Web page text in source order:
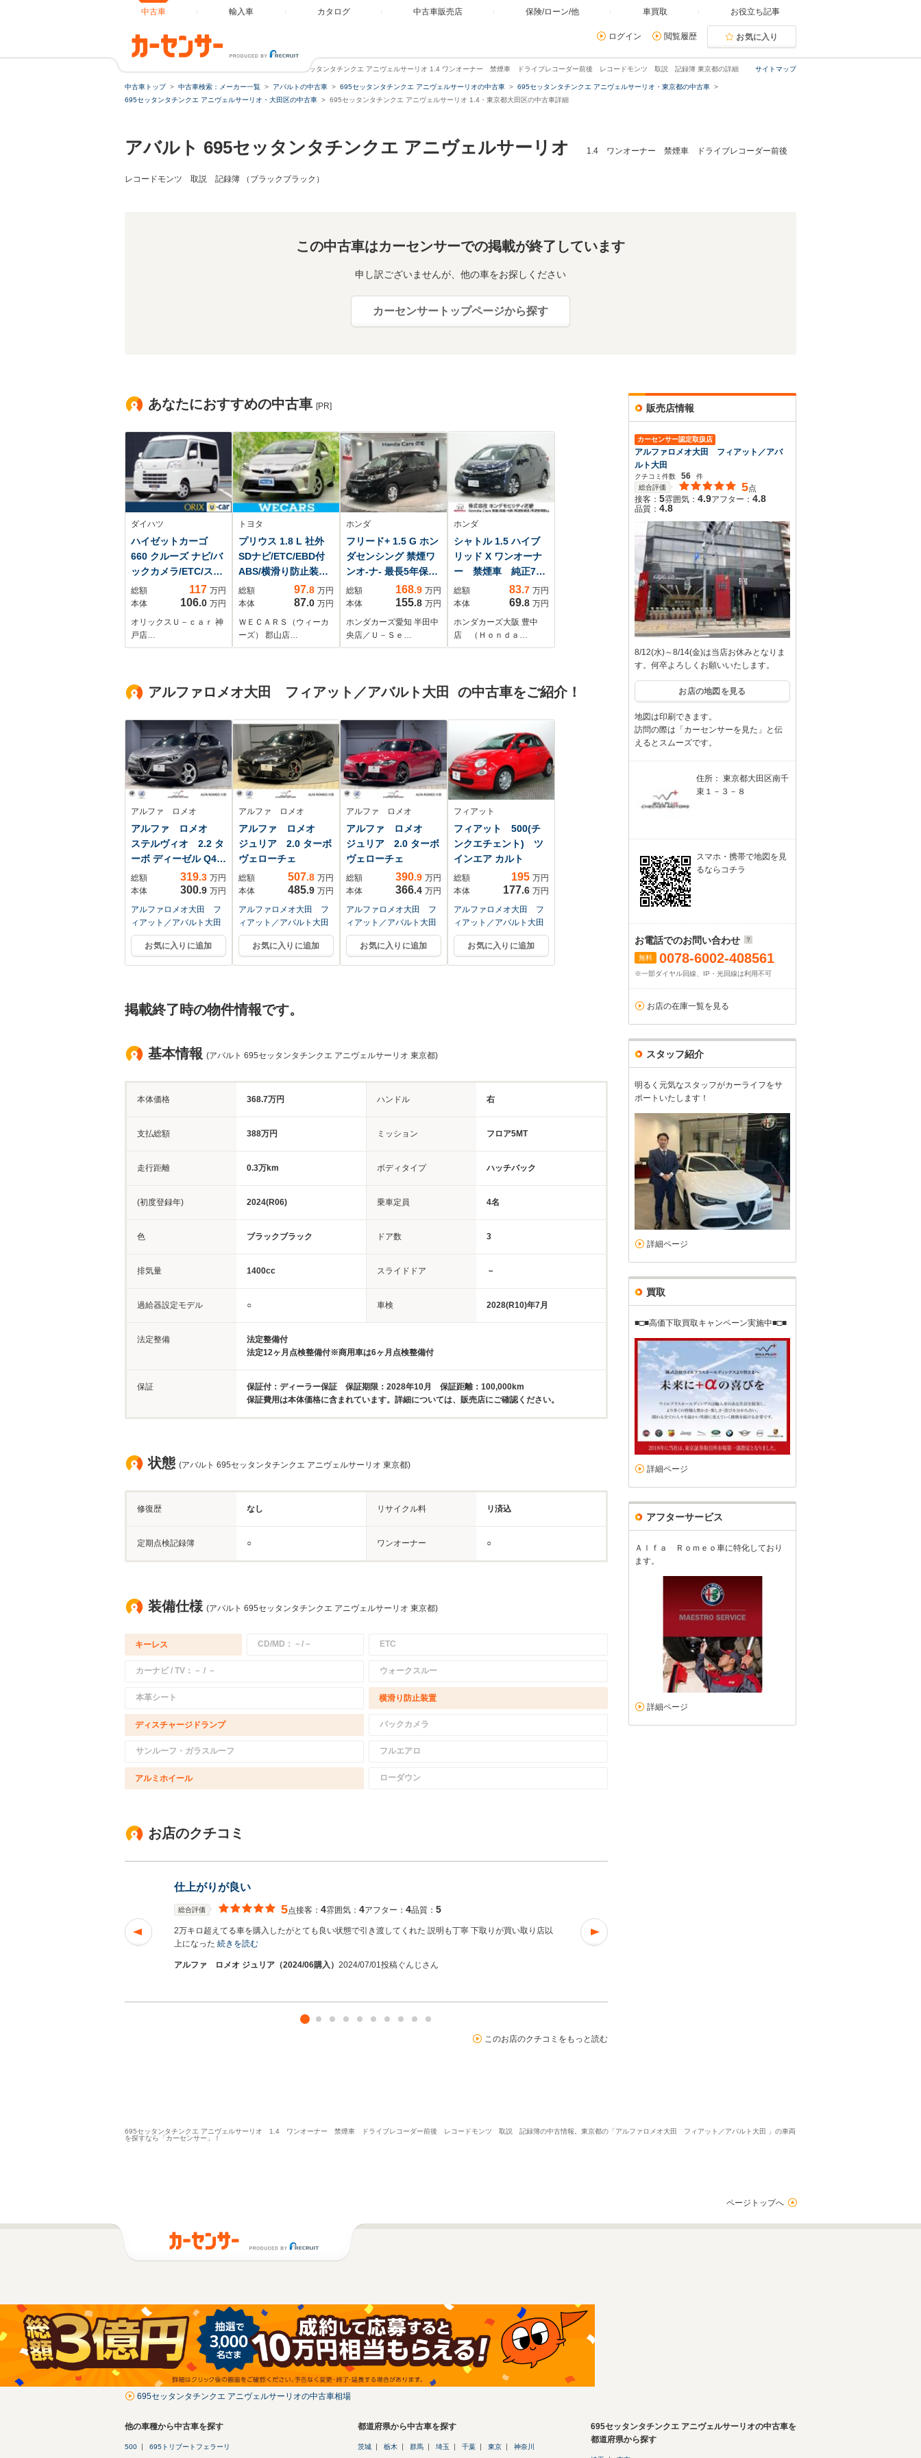
中古車 輸入車 カタログ 中古車販売店 保険/ローン/他 車買取 お役立ち記事
ログイン 閲覧履歴 お気に入り
サイトマップ
695セッタンタチンクエ アニヴェルサーリオ 1.4 ワンオーナー 禁煙車 ドライブレコーダー前後 レコードモンツ 取説 記録簿 東京都の詳細
中古車トップ 中古車検索：メーカー一覧 アバルトの中古車 695セッタンタチンクエ アニヴェルサーリオの中古車
695セッタンタチンクエ アニヴェルサーリオ・東京都の中古車
695セッタンタチンクエ アニヴェルサーリオ・大田区の中古車
695セッタンタチンクエ アニヴェルサーリオ 1.4・東京都大田区の中古車詳細
アバルト 695セッタンタチンクエ アニヴェルサーリオ 1.4 ワンオーナー 禁煙車 ドライブレコーダー前後
レコードモンツ 取説 記録簿 （ブラックブラック）
この中古車はカーセンサーでの掲載が終了しています
申し訳ございませんが、他の車をお探しください
カーセンサートップページから探す
あなたにおすすめの中古車 [PR]
ダイハツ
ハイゼットカーゴ
660 クルーズ ナビ/バ
ックカメラ/ETC/スマ
ートキー/ABS/両側ス
ライドドア/衝突回避
軽減/横滑り防止装置/
アイドリングストッ
プ/PS/PW
総額 117 万円
本体
106.0 万円
オリックスＵ－ｃａｒ 神
戸店…
トヨタ
プリウス 1.8 L 社外
SDナビ/ETC/EBD付
ABS/横滑り防止装置/
アイドリングストッ
プ/バックモニター/エ
アバッグ 運転席/エア
バッグ 助手席/エアバ
ッグ サイド/アルミホ
総額 97.8 万円
本体
87.0 万円
ＷＥＣＡＲＳ（ウィーカ
ーズ） 郡山店…
ホンダ
フリード+ 1.5 G ホン
ダセンシング 禁煙ワ
ンオ-ナ- 最長5年保証
9inナビ ドラレコ
AppleCarPlay
BTaudio フルセグ
DVD Rカメラ シ-ト
ヒ-タ- ETC クルコン
総額 168.9 万円
本体
155.8 万円
ホンダカーズ愛知 半田中
央店／Ｕ－Ｓｅ…
ホンダ
シャトル 1.5 ハイブ
リッド X ワンオーナ
ー 禁煙車 純正7イ
ンチナビ(VXM-
175VFi) フルセグ
リアカメラ ETC
衝突軽減ブレーキ
チップアップシー
ル LEDオートライ
総額 83.7 万円
本体
69.8 万円
ホンダカーズ大阪 豊中
店 （Ｈｏｎｄａ…
アルファロメオ大田 フィアット／アバルト大田 の中古車をご紹介！
アルファ ロメオ
アルファ ロメオ
ステルヴィオ 2.2 タ
ーボ ディーゼル Q4
...
総額 319.3 万円
本体
300.9 万円
アルファロメオ大田 フ
ィアット／アバルト大田
お気に入りに追加
アルファ ロメオ
アルファ ロメオ
ジュリア 2.0 ターボ
ヴェローチェ
総額 507.8 万円
本体
485.9 万円
アルファロメオ大田 フ
ィアット／アバルト大田
お気に入りに追加
アルファ ロメオ
アルファ ロメオ
ジュリア 2.0 ターボ
ヴェローチェ
総額 390.9 万円
本体
366.4 万円
アルファロメオ大田 フ
ィアット／アバルト大田
お気に入りに追加
フィアット
フィアット 500(チ
ンクエチェント) ツ
インエア カルト
総額 195 万円
本体
177.6 万円
アルファロメオ大田 フ
ィアット／アバルト大田
お気に入りに追加
掲載終了時の物件情報です。
基本情報 (アバルト 695セッタンタチンクエ アニヴェルサーリオ 東京都)
本体価格 368.7万円 ハンドル 右
支払総額 388万円 ミッション フロア5MT
走行距離 0.3万km ボディタイプ ハッチバック
(初度登録年) 2024(R06) 乗車定員 4名
色 ブラックブラック ドア数 3
排気量 1400cc スライドドア －
過給器設定モデル ○ 車検 2028(R10)年7月
法定整備
法定整備付
法定12ヶ月点検整備付※商用車は6ヶ月点検整備付
保証
保証付：ディーラー保証 保証期限：2028年10月 保証距離：100,000km
保証費用は本体価格に含まれています。詳細については、販売店にご確認ください。
状態 (アバルト 695セッタンタチンクエ アニヴェルサーリオ 東京都)
修復歴 なし リサイクル料 リ済込
定期点検記録簿 ○ ワンオーナー ○
装備仕様 (アバルト 695セッタンタチンクエ アニヴェルサーリオ 東京都)
キーレス CD/MD：－/－ ETC
カーナビ / TV：－ / － ウォークスルー
本革シート 横滑り防止装置
ディスチャージドランプ バックカメラ
サンルーフ・ガラスルーフ フルエアロ
アルミホイール ローダウン
お店のクチコミ
仕上がりが良い
総合評価 5点接客： 4雰囲気： 4アフター： 4品質： 5
2万キロ超えてる車を購入したがとても良い状態で引き渡してくれた 説明も丁寧 下取りが買い取り店以
上になった 続きを読む
アルファ ロメオ ジュリア（2024/06購入） 2024/07/01投稿ぐんじさん
このお店のクチコミをもっと読む
販売店情報
カーセンサー認定取扱店
アルファロメオ大田 フィアット／アバ
ルト大田
クチコミ件数 56
件
総合評価
5点
接客： 5雰囲気： 4.9アフター： 4.8
品質： 4.8
8/12(水)～8/14(金)は当店お休みとなりま
す。何卒よろしくお願いいたします。
お店の地図を見る
地図は印刷できます。
訪問の際は「カーセンサーを見た」と伝
えるとスムーズです。
住所： 東京都大田区南千
束１－３－８
スマホ・携帯で地図を見
るならコチラ
お電話でのお問い合わせ
無料 0078-6002-408561
※一部ダイヤル回線、IP・光回線は利用不可
お店の在庫一覧を見る
スタッフ紹介
明るく元気なスタッフがカーライフをサ
ポートいたします！
詳細ページ
買取
■□■高価下取買取キャンペーン実施中■□■
詳細ページ
アフターサービス
Ａｌｆａ Ｒｏｍｅｏ車に特化しており
ます。
詳細ページ
695セッタンタチンクエ アニヴェルサーリオ 1.4 ワンオーナー 禁煙車 ドライブレコーダー前後 レコードモンツ 取説 記録簿の中古情報。東京都の「アルファロメオ大田 フィアット／アバルト大田 」の車両
を探すなら「カーセンサー」！
ページトップへ
695セッタンタチンクエ アニヴェルサーリオの中古車相場
他の車種から中古車を探す
500 695トリブートフェラーリ
都道府県から中古車を探す
茨城 栃木 群馬 埼玉 千葉 東京 神奈川
695セッタンタチンクエ アニヴェルサーリオの中古車を
都道府県から探す